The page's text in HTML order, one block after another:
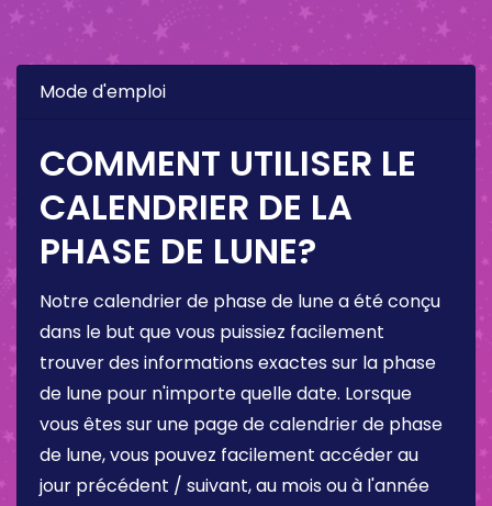
Mode d'emploi
COMMENT UTILISER LE
CALENDRIER DE LA
PHASE DE LUNE?
Notre calendrier de phase de lune a été conçu
dans le but que vous puissiez facilement
trouver des informations exactes sur la phase
de lune pour n'importe quelle date. Lorsque
vous êtes sur une page de calendrier de phase
de lune, vous pouvez facilement accéder au
jour précédent / suivant, au mois ou à l'année